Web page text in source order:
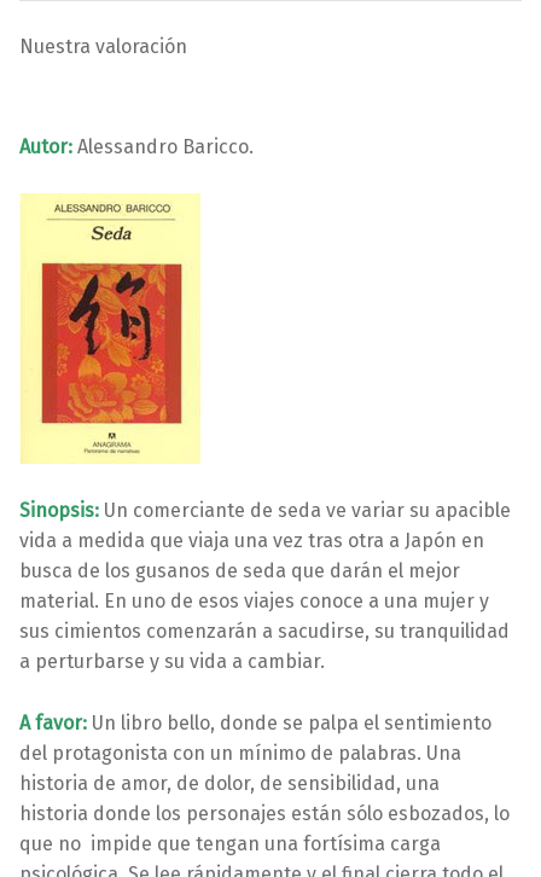
Nuestra valoración
Autor: Alessandro Baricco.
Sinopsis: Un comerciante de seda ve variar su apacible
vida a medida que viaja una vez tras otra a Japón en
busca de los gusanos de seda que darán el mejor
material. En uno de esos viajes conoce a una mujer y
sus cimientos comenzarán a sacudirse, su tranquilidad
a perturbarse y su vida a cambiar.
A favor: Un libro bello, donde se palpa el sentimiento
del protagonista con un mínimo de palabras. Una
historia de amor, de dolor, de sensibilidad, una
historia donde los personajes están sólo esbozados, lo
que no impide que tengan una fortísima carga